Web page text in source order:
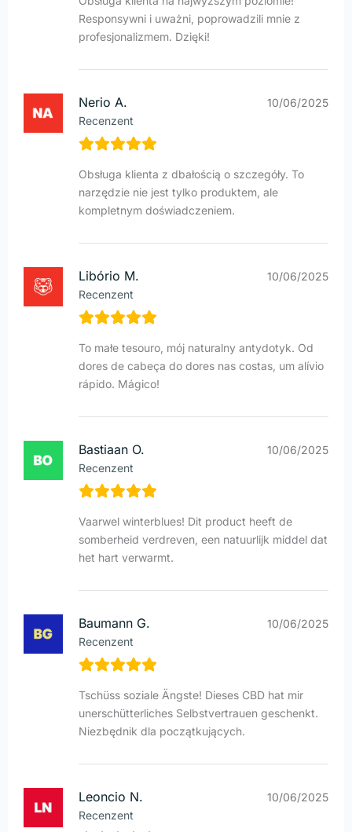
Responsywni i uważni, poprowadzili mnie z
profesjonalizmem. Dzięki!
Nerio A.
Recenzent
10/06/2025
Obsługa klienta z dbałością o szczegóły. To
narzędzie nie jest tylko produktem, ale
kompletnym doświadczeniem.
Libório M.
Recenzent
10/06/2025
To małe tesouro, mój naturalny antydotyk. Od
dores de cabeça do dores nas costas, um alívio
rápido. Mágico!
Bastiaan O.
Recenzent
10/06/2025
Vaarwel winterblues! Dit product heeft de
somberheid verdreven, een natuurlijk middel dat
het hart verwarmt.
Baumann G.
Recenzent
10/06/2025
Tschüss soziale Ängste! Dieses CBD hat mir
unerschütterliches Selbstvertrauen geschenkt.
Niezbędnik dla początkujących.
Leoncio N.
Recenzent
10/06/2025